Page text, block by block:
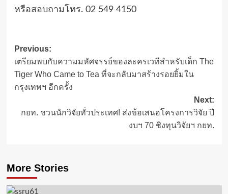
หรือสอบถามโทร. 02 549 4150
Post
navigation
Previous:
เตรียมพบกับความมหัศจรรย์ของละครเวทีสำหรับเด็ก The
Tiger Who Came to Tea ที่จะกลับมาสร้างรอยยิ้มใน
กรุงเทพฯ อีกครั้ง
Next:
กยท. ชวนนักวิจัยทั่วประเทศ! ส่งข้อเสนอโครงการวิจัย ปี
งบฯ 70 ชิงทุนวิจัยฯ กยท.
More Stories